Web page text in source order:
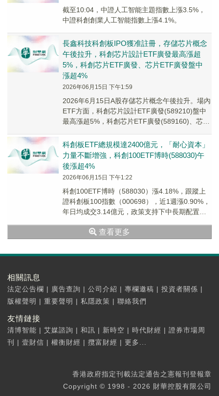
截至10:04，中證人工智能主題指數上漲3.5%，
中證科創創業人工智能指數上漲4.1%。
長鑫科技科創板IPO獲准註冊，存儲芯片概念
午後拉升，科創芯片設計ETF廣發最高漲超
5%，科創芯片ETF廣發、芯片ETF廣發盤中
漲超4%
2026年06月15日 下午1:59
2026年6月15日A股存儲芯片概念午後拉升。場內
ETF方面，科創芯片設計ETF廣發(589210)盤中
最高漲超5%，科創芯片ETF廣發(589160)、芯片
科創板ETF總規模達2400億元，「耐心資本」
力量不斷增強，科創100ETF博時(588030)午
後漲超4%
2026年06月15日 下午1:22
科創100ETF博時（588030）漲4.18%，跟蹤上
證科創板100指數（000698），近1週漲0.90%，
年日均成交3.14億元，政策支持下中長期配置價
查看更多
相關訊息
法定公告欄 | 廣告查詢 | 公司介紹 | 專欄邀稿 | 投資者關係 |
版權聲明 | 重要聲明 | 私隱政策 | 聯絡我們
友情鏈接
清博智能 | 艾媒諮詢 | 和訊 | 新時空 | 時代財經 | 證券市場周
刊
| 壹財信 | 權衡財經 | 攬富財經 | 更多...
香港政府指定刊載法定通告之憲報刊登報章
Copyright © 1998 - 2026 財華控股有限公司